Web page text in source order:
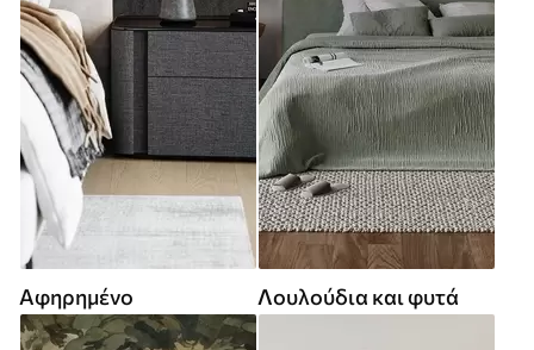
Αφηρημένο Λουλούδια και φυτά